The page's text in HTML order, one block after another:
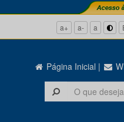
a+ a- a
Página Inicial |